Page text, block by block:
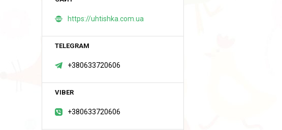
https://uhtishka.com.ua
+380633720606
+380633720606